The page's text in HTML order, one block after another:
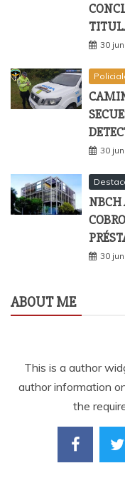
30
30
NBCH
30
ABOUT ME
This is a author
author information
the